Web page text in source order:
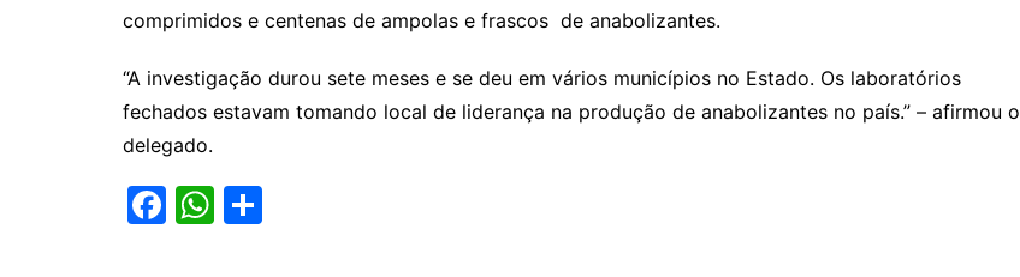
comprimidos e centenas de ampolas e frascos de anabolizantes.
“A investigação durou sete meses e se deu em vários municípios no Estado. Os laboratórios
fechados estavam tomando local de liderança na produção de anabolizantes no país.” – afirmou o
delegado.
F
W